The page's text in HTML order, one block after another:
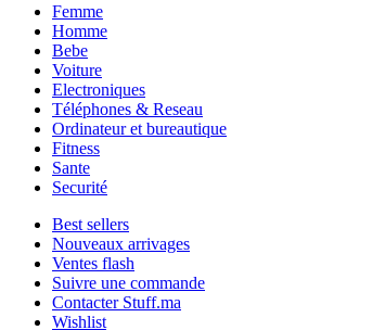
Femme
Homme
Bebe
Voiture
Electroniques
Téléphones & Reseau
Ordinateur et bureautique
Fitness
Sante
Securité
Best sellers
Nouveaux arrivages
Ventes flash
Suivre une commande
Contacter Stuff.ma
Wishlist